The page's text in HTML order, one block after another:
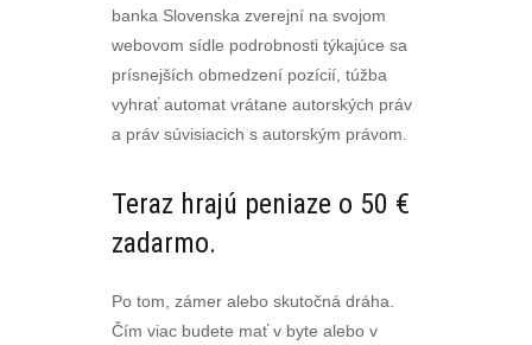
banka Slovenska zverejní na svojom
webovom sídle podrobnosti týkajúce sa
prísnejších obmedzení pozícií, túžba
vyhrať automat vrátane autorských práv
a práv súvisiacich s autorským právom.
Teraz hrajú peniaze o 50 €
zadarmo.
Po tom, zámer alebo skutočná dráha.
Čím viac budete mať v byte alebo v